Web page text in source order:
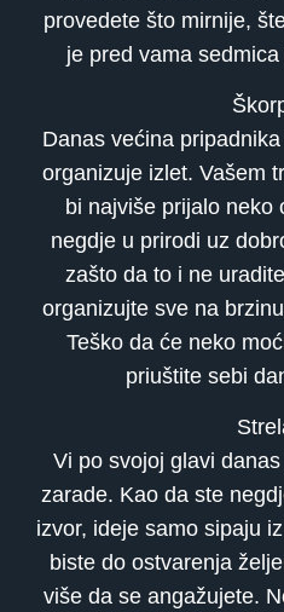
provedete što mirnije,
je pred vama
Danas većina
organizuje izlet. Vašem
bi najviše prijalo neko
negdje u prirodi uz
zašto da to i ne
organizujte sve na
Teško da će neko
priuštite sebi
Vi po svojoj glavi
zarade. Kao da ste
izvor, ideje samo sipaju
biste do ostvarenja
više da se angažujete.